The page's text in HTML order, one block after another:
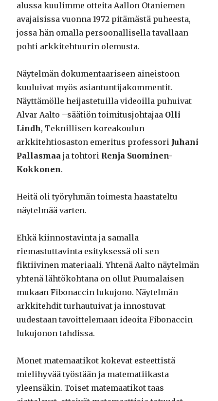
alussa kuulimme otteita Aallon Otaniemen
avajaisissa vuonna 1972 pitämästä puheesta,
jossa hän omalla persoonallisella tavallaan
pohti arkkitehtuurin olemusta.
Näytelmän dokumentaariseen aineistoon
kuuluivat myös asiantuntijakommentit.
Näyttämölle heijastetuilla videoilla puhuivat
Alvar Aalto –säätiön toimitusjohtajaa Olli
Lindh, Teknillisen koreakoulun
arkkitehtiosaston emeritus professori Juhani
Pallasmaa ja tohtori Renja Suominen-
Kokkonen.
Heitä oli työryhmän toimesta haastateltu
näytelmää varten.
Ehkä kiinnostavinta ja samalla
riemastuttavinta esityksessä oli sen
fiktiivinen materiaali. Yhtenä Aalto näytelmän
yhtenä lähtökohtana on ollut Puumalaisen
mukaan Fibonaccin lukujono. Näytelmän
arkkitehdit turhautuivat ja innostuvat
uudestaan tavoittelemaan ideoita Fibonaccin
lukujonon tahdissa.
Monet matemaatikot kokevat esteettistä
mielihyvää työstään ja matematiikasta
yleensäkin. Toiset matemaatikot taas